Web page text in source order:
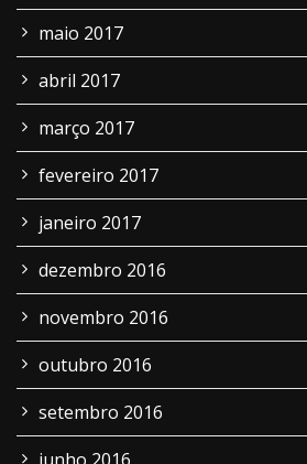
maio 2017
abril 2017
março 2017
fevereiro 2017
janeiro 2017
dezembro 2016
novembro 2016
outubro 2016
setembro 2016